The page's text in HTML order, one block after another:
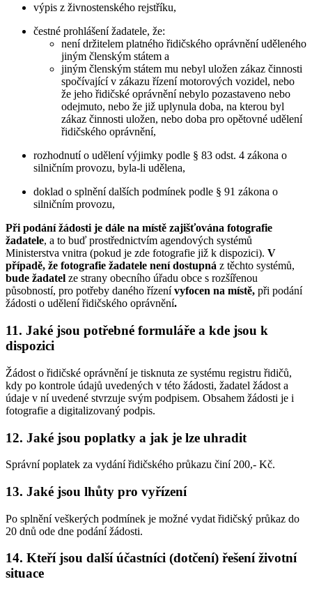
výpis z živnostenského rejstříku,
čestné prohlášení žadatele, že:
není držitelem platného řidičského oprávnění uděleného
jiným členským státem a
jiným členským státem mu nebyl uložen zákaz činnosti
spočívající v zákazu řízení motorových vozidel, nebo
že jeho řidičské oprávnění nebylo pozastaveno nebo
odejmuto, nebo že již uplynula doba, na kterou byl
zákaz činnosti uložen, nebo doba pro opětovné udělení
řidičského oprávnění,
rozhodnutí o udělení výjimky podle § 83 odst. 4 zákona o
silničním provozu, byla-li udělena,
doklad o splnění dalších podmínek podle § 91 zákona o
silničním provozu,
Při podání žádosti je dále na místě zajišťována fotografie
žadatele, a to buď prostřednictvím agendových systémů
Ministerstva vnitra (pokud je zde fotografie již k dispozici). V
případě, že fotografie žadatele není dostupná z těchto systémů,
bude žadatel ze strany obecního úřadu obce s rozšířenou
působností, pro potřeby daného řízenívyfocen na místě, při podání
žádosti o udělení řidičského oprávnění.
11. Jaké jsou potřebné formuláře a kde jsou k
dispozici
Žádost o řidičské oprávnění je tisknuta ze systému registru řidičů,
kdy po kontrole údajů uvedených v této žádosti, žadatel žádost a
údaje v ní uvedené stvrzuje svým podpisem. Obsahem žádosti je i
fotografie a digitalizovaný podpis.
12. Jaké jsou poplatky a jak je lze uhradit
Správní poplatek za vydání řidičského průkazu činí 200,- Kč.
13. Jaké jsou lhůty pro vyřízení
Po splnění veškerých podmínek je možné vydat řidičský průkaz do
20 dnů ode dne podání žádosti.
14. Kteří jsou další účastníci (dotčení) řešení životní
situace